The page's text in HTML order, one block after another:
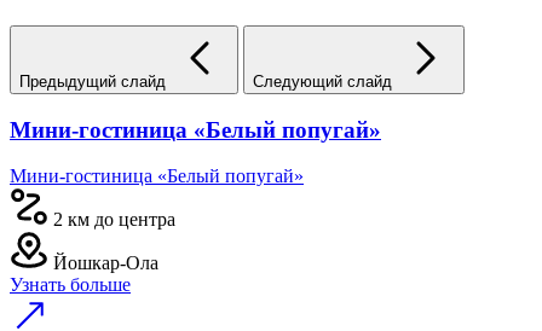
Предыдущий слайд Следующий слайд
Мини-гостиница «Белый попугай»
Мини-гостиница «Белый попугай»
2 км до центра
Йошкар-Ола
Узнать больше